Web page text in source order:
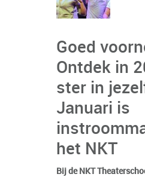
Goed
Ontdek in
ster in
Januari is
het NKT
Bij de NKT